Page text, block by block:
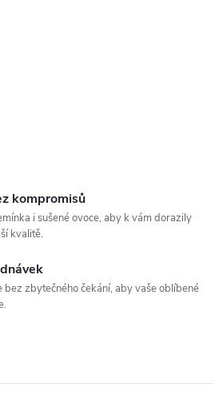
kompromisů
i sušené ovoce, aby k vám dorazily
kvalitě.
zbytečného čekání, aby vaše oblíbené